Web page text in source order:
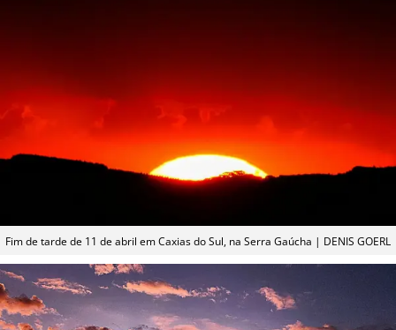
Fim de tarde de 11 de abril em Caxias do Sul, na Serra Gaúcha | DENIS GOERL